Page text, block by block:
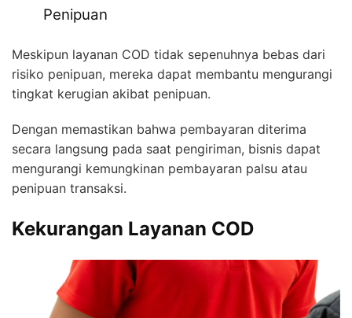
Penipuan
Meskipun layanan COD tidak sepenuhnya bebas dari
risiko penipuan, mereka dapat membantu mengurangi
tingkat kerugian akibat penipuan.
Dengan memastikan bahwa pembayaran diterima
secara langsung pada saat pengiriman, bisnis dapat
mengurangi kemungkinan pembayaran palsu atau
penipuan transaksi.
Kekurangan Layanan COD